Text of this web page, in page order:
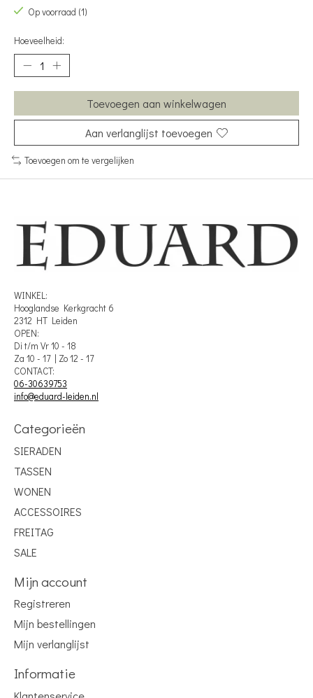
Op voorraad (1)
Hoeveelheid:
Toevoegen aan winkelwagen
Aan verlanglijst toevoegen
Toevoegen om te vergelijken
WINKEL:
Hooglandse Kerkgracht 6
2312 HT Leiden
OPEN:
Di t/m Vr 10 - 18
Za 10 - 17 | Zo 12 - 17
CONTACT:
06-30639753
info@eduard-leiden.nl
Categorieën
SIERADEN
TASSEN
WONEN
ACCESSOIRES
FREITAG
SALE
Mijn account
Registreren
Mijn bestellingen
Mijn verlanglijst
Informatie